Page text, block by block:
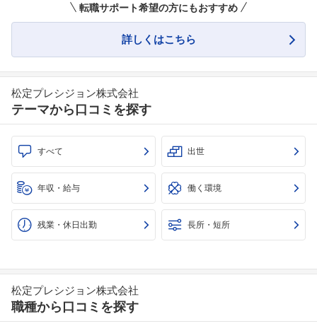
フォローしました
転職サポート希望の方にもおすすめ
詳しくはこちら
松定プレシジョン株式会社
テーマから口コミを探す
すべて 出世
年収・給与 働く環境
残業・休日出勤 長所・短所
松定プレシジョン株式会社
職種から口コミを探す